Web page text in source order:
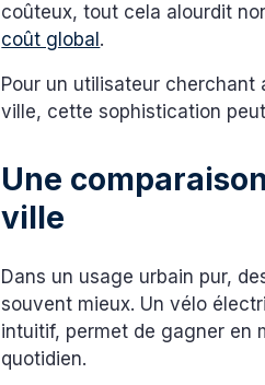
coûteux, tout cela alourdit
coût global .
Pour un utilisateur
ville, cette sophistication
Une
ville
Dans un usage urbain pur,
souvent mieux. Un vélo
intuitif, permet de gagner en
quotidien.